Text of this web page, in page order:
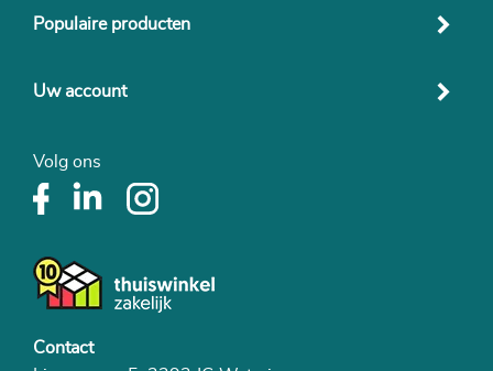
Populaire producten
Uw account
Volg ons
Contact